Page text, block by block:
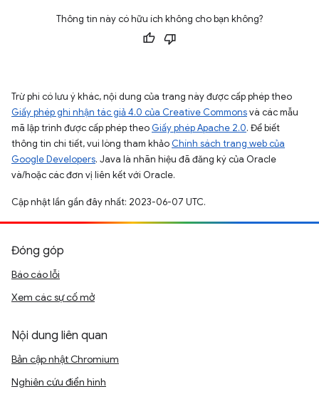
Thông tin này có hữu ích không cho bạn không?
Trừ phi có lưu ý khác, nội dung của trang này được cấp phép theo
Giấy phép ghi nhận tác giả 4.0 của Creative Commonsvà các mẫu
mã lập trình được cấp phép theo Giấy phép Apache 2.0. Để biết
thông tin chi tiết, vui lòng tham khảo Chính sách trang web của
Google Developers. Java là nhãn hiệu đã đăng ký của Oracle
và/hoặc các đơn vị liên kết với Oracle.
Cập nhật lần gần đây nhất: 2023-06-07 UTC.
Đóng góp
Báo cáo lỗi
Xem các sự cố mở
Nội dung liên quan
Bản cập nhật Chromium
Nghiên cứu điển hình